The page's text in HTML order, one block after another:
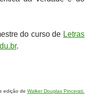
do curso de Letras
.
edição de Walker Douglas Pincerati.